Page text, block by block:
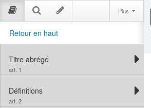
Plus
Retour en haut
Titre abrégé
art. 1
Définitions
art. 2